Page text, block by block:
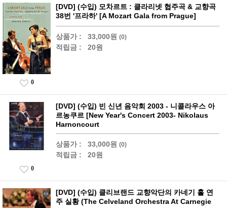
[DVD] (수입) 모차르트 : 클라리넷 협주곡 & 교향곡
38번 '프라하' [A Mozart Gala from Prague]
상품가 : 33,000원 (0)
적립금 : 20원
0
[DVD] (수입) 빈 신년 음악회 2003 - 니콜라우스 아
르농쿠르 [New Year's Concert 2003- Nikolaus
Harnoncourt
상품가 : 33,000원 (0)
적립금 : 20원
0
[DVD] (수입) 클리브랜드 교향악단의 카네기 홀 연
주 실황 (The Celveland Orchestra At Carnegie